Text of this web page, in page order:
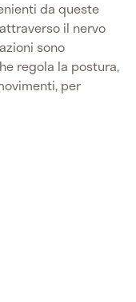
da queste
il nervo
sono
regola la postura,
per